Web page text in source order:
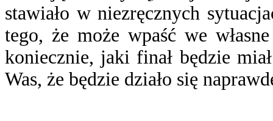
stawiało w niezręcznych
tego, że może wpaść we
koniecznie, jaki finał będzie
Was, że będzie działo się